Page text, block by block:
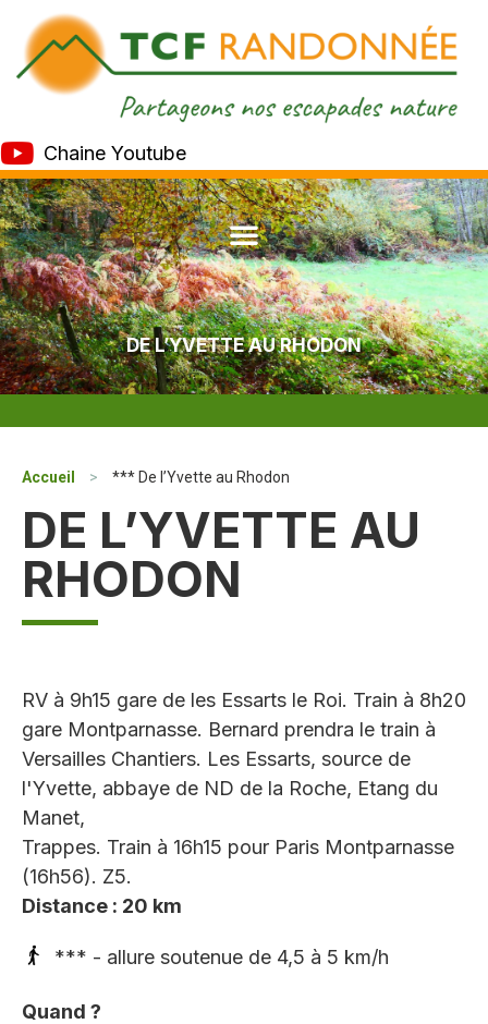
Chaine Youtube
DE L’YVETTE AU RHODON
Accueil > *** De l’Yvette au Rhodon
DE L’YVETTE AU
RHODON
RV à 9h15 gare de les Essarts le Roi. Train à 8h20
gare Montparnasse. Bernard prendra le train à
Versailles Chantiers. Les Essarts, source de
l'Yvette, abbaye de ND de la Roche, Etang du
Manet,
Trappes. Train à 16h15 pour Paris Montparnasse
(16h56). Z5.
Distance : 20 km
*** - allure soutenue de 4,5 à 5 km/h
Quand ?